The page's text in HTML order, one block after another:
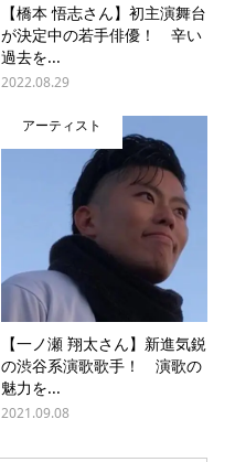
【橋本 悟志さん】初主演舞台
が決定中の若手俳優！ 辛い
過去を...
2022.08.29
アーティスト
【一ノ瀬 翔太さん】新進気鋭
の渋谷系演歌歌手！ 演歌の
魅力を...
2021.09.08